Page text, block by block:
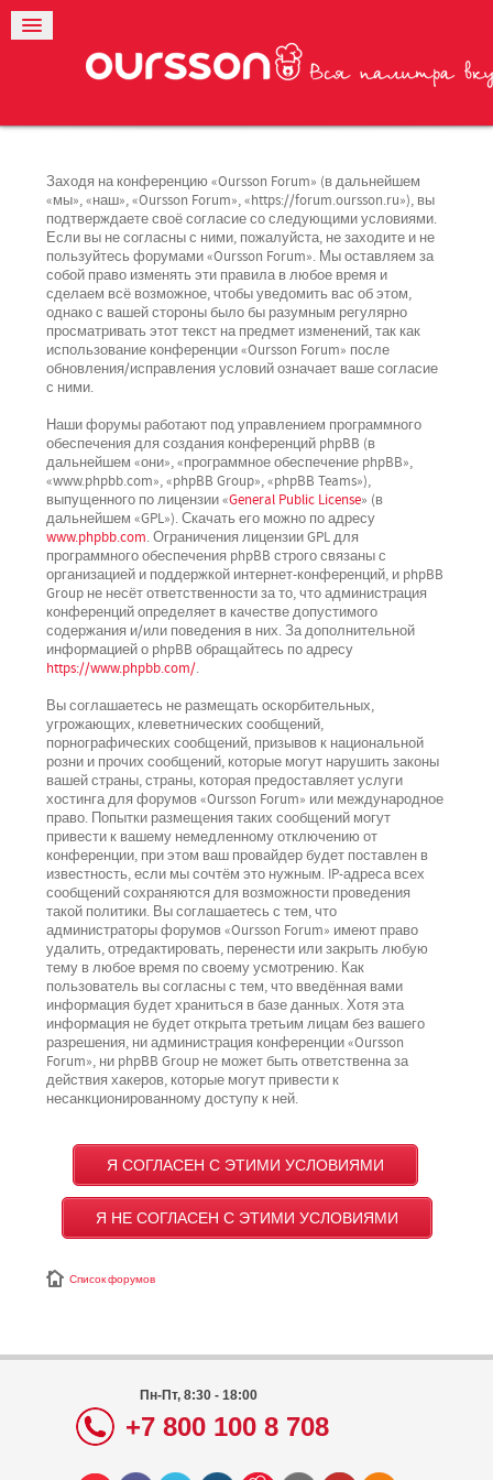
Заходя на конференцию «Oursson Forum» (в дальнейшем
«мы», «наш», «Oursson Forum», «https://forum.oursson.ru»), вы
подтверждаете своё согласие со следующими условиями.
Если вы не согласны с ними, пожалуйста, не заходите и не
пользуйтесь форумами «Oursson Forum». Мы оставляем за
собой право изменять эти правила в любое время и
сделаем всё возможное, чтобы уведомить вас об этом,
однако с вашей стороны было бы разумным регулярно
просматривать этот текст на предмет изменений, так как
использование конференции «Oursson Forum» после
обновления/исправления условий означает ваше согласие
с ними.
Наши форумы работают под управлением программного
обеспечения для создания конференций phpBB (в
дальнейшем «они», «программное обеспечение phpBB»,
«www.phpbb.com», «phpBB Group», «phpBB Teams»),
выпущенного по лицензии «General Public License» (в
дальнейшем «GPL»). Скачать его можно по адресу
www.phpbb.com. Ограничения лицензии GPL для
программного обеспечения phpBB строго связаны с
организацией и поддержкой интернет-конференций, и phpBB
Group не несёт ответственности за то, что администрация
конференций определяет в качестве допустимого
содержания и/или поведения в них. За дополнительной
информацией о phpBB обращайтесь по адресу
https://www.phpbb.com/.
Вы соглашаетесь не размещать оскорбительных,
угрожающих, клеветнических сообщений,
порнографических сообщений, призывов к национальной
розни и прочих сообщений, которые могут нарушить законы
вашей страны, страны, которая предоставляет услуги
хостинга для форумов «Oursson Forum» или международное
право. Попытки размещения таких сообщений могут
привести к вашему немедленному отключению от
конференции, при этом ваш провайдер будет поставлен в
известность, если мы сочтём это нужным. IP-адреса всех
сообщений сохраняются для возможности проведения
такой политики. Вы соглашаетесь с тем, что
администраторы форумов «Oursson Forum» имеют право
удалить, отредактировать, перенести или закрыть любую
тему в любое время по своему усмотрению. Как
пользователь вы согласны с тем, что введённая вами
информация будет храниться в базе данных. Хотя эта
информация не будет открыта третьим лицам без вашего
разрешения, ни администрация конференции «Oursson
Forum», ни phpBB Group не может быть ответственна за
действия хакеров, которые могут привести к
несанкционированному доступу к ней.
Список форумов
Пн-Пт, 8:30 - 18:00
+7 800 100 8 708